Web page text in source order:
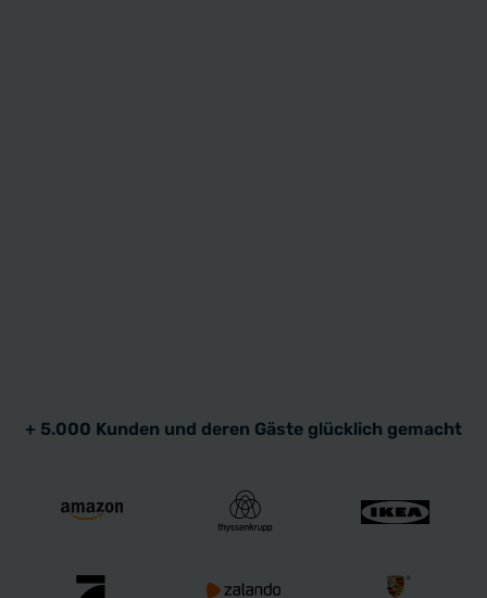
+ 5.000 Kunden und deren Gäste glücklich gemacht